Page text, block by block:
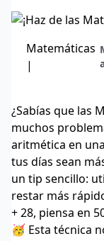
Matemáticas
|
¿Sabías que las
muchos
aritmética en
tus días sean
un tip sencillo:
restar más
+ 28, piensa en
🥳 Esta técnica